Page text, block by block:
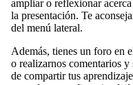
ampliar o reflexionar
la presentación. Te
del menú lateral.
Además, tienes un foro en
o realizarnos comentarios y
de compartir tus